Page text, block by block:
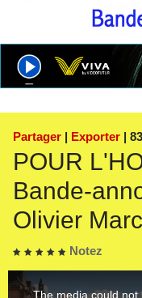
Partager | Exporter |
POUR
Bande-
Olivier
Notez